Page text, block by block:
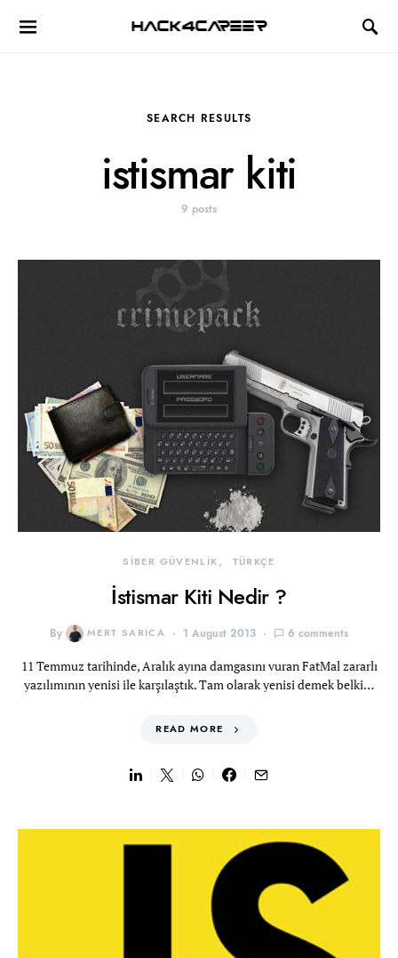
Hack4Career
SEARCH RESULTS
istismar kiti
9 posts
SİBER GÜVENLİK TÜRKÇE
İstismar Kiti Nedir ?
By MERT SARICA 1 August 2013 6 comments
11 Temmuz tarihinde, Aralık ayına damgasını vuran FatMal zararlı
yazılımının yenisi ile karşılaştık. Tam olarak yenisi demek belki…
READ MORE